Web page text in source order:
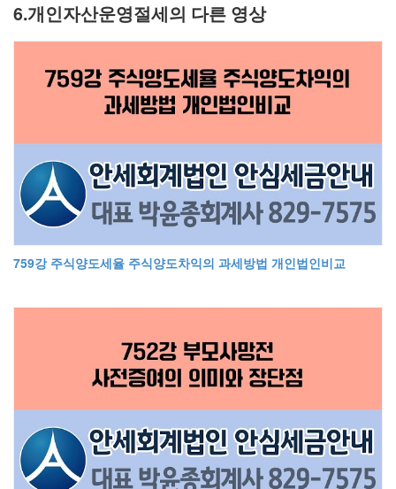
6.개인자산운영절세의 다른 영상
759강 주식양도세율 주식양도차익의 과세방법 개인법인비교